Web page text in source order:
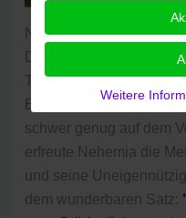
Nehemia legte beim
Die offiziellen Empfänge
Tasche. Er sagte:
Einkünfte eines
schwer genug auf dem
erfreute Nehemia die
und seine
dem wunderbaren Satz:
Weitere